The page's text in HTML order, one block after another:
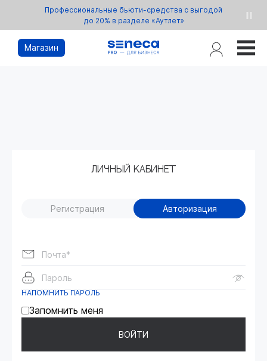
Профессиональные бьюти-средства с выгодой
до 20% в разделе «Аутлет»
Магазин
ЛИЧНЫЙ КАБИНЕТ
Регистрация Авторизация
Почта*
Пароль
НАПОМНИТЬ ПАРОЛЬ
Запомнить меня
ВОЙТИ